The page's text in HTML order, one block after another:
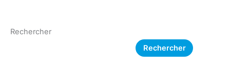
Rechercher
Rechercher